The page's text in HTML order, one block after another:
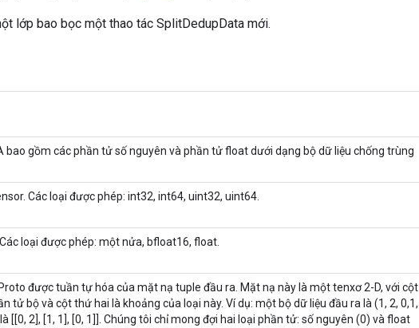
lớp bao bọc một thao tác SplitDedupData mới.
bao gồm các phần tử số nguyên và phần tử float dưới dạng bộ dữ liệu chống trùng
Các loại được phép: int32, int64, uint32, uint64.
loại được phép: một nửa, bfloat16, float.
được tuần tự hóa của mặt nạ tuple đầu ra. Mặt nạ này là một tenxơ 2-D, với cột
tử bộ và cột thứ hai là khoảng của loại này. Ví dụ: một bộ dữ liệu đầu ra là (1, 2, 0,1,
[[0, 2], [1, 1], [0, 1]]. Chúng tôi chỉ mong đợi hai loại phần tử: số nguyên (0) và float